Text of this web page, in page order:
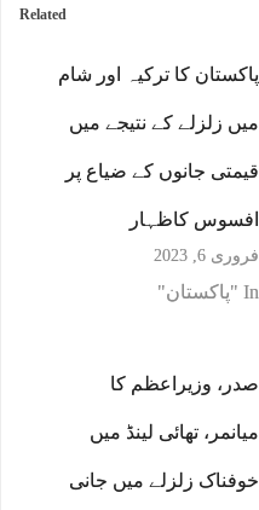
Related
پاکستان کا ترکیہ اور شام
میں زلزلے کے نتیجے میں
قیمتی جانوں کے ضیاع پر
افسوس کاظہار
فروری 6, 2023
In "پاکستان"
صدر، وزیراعظم کا
میانمر، تھائی لینڈ میں
خوفناک زلزلے میں جانی